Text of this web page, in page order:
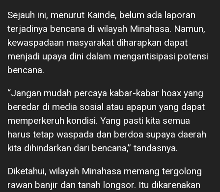
Sejauh ini, menurut Kainde, belum ada laporan
terjadinya bencana di wilayah Minahasa. Namun,
kewaspadaan masyarakat diharapkan dapat
menjadi upaya dini dalam mengantisipasi potensi
bencana.
“Jangan mudah percaya kabar-kabar hoax yang
beredar di media sosial atau apapun yang dapat
memperkeruh kondisi. Yang pasti kita semua
harus tetap waspada dan berdoa supaya daerah
kita dihindarkan dari bencana,” tandasnya.
Diketahui, wilayah Minahasa memang tergolong
rawan banjir dan tanah longsor. Itu dikarenakan